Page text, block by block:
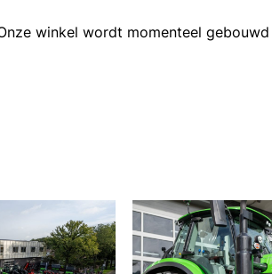
winkel wordt momenteel